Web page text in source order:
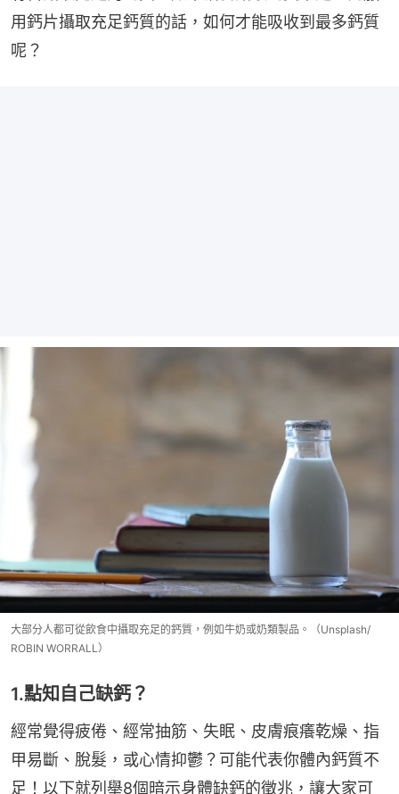
用鈣片攝取充足鈣質的話，如何才能吸收到最多鈣質
呢？
大部分人都可從飲食中攝取充足的鈣質，例如牛奶或奶類製品。（Unsplash/
ROBIN WORRALL）
1.點知自己缺鈣？
經常覺得疲倦、經常抽筋、失眠、皮膚痕癢乾燥、指
甲易斷、脫髮，或心情抑鬱？可能代表你體內鈣質不
足！以下就列舉8個暗示身體缺鈣的徵兆，讓大家可